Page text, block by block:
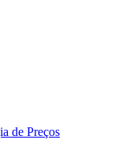
de Preços